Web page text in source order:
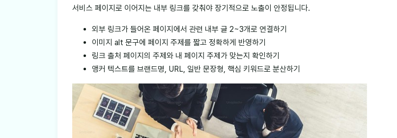
서비스 페이지로 이어지는 내부 링크를 갖춰야 장기적으로 노출이 안정됩니다.
외부 링크가 들어온 페이지에서 관련 내부 글 2~3개로 연결하기
이미지 alt 문구에 페이지 주제를 짧고 정확하게 반영하기
링크 출처 페이지의 주제와 내 페이지 주제가 맞는지 확인하기
앵커 텍스트를 브랜드명, URL, 일반 문장형, 핵심 키워드로 분산하기